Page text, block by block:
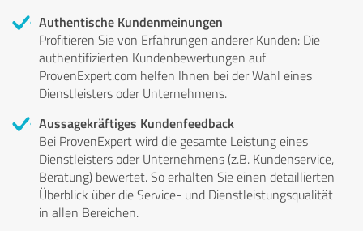
Authentische Kundenmeinungen
Profitieren Sie von Erfahrungen anderer Kunden: Die
authentifizierten Kundenbewertungen auf
ProvenExpert.com helfen Ihnen bei der Wahl eines
Dienstleisters oder Unternehmens.
Aussagekräftiges Kundenfeedback
Bei ProvenExpert wird die gesamte Leistung eines
Dienstleisters oder Unternehmens (z.B. Kundenservice,
Beratung) bewertet. So erhalten Sie einen detaillierten
Überblick über die Service- und Dienstleistungsqualität
in allen Bereichen.